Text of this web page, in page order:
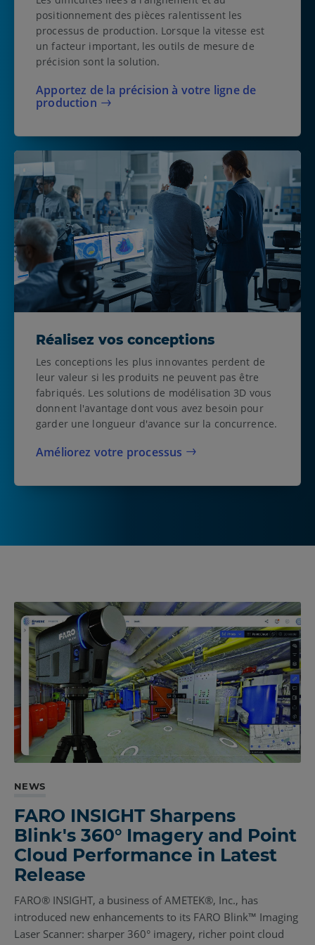
positionnement des pièces ralentissent les
processus de production. Lorsque la vitesse est
un facteur important, les outils de mesure de
précision sont la solution.
Apportez de la précision à votre ligne de
production
Réalisez vos conceptions
Les conceptions les plus innovantes perdent de
leur valeur si les produits ne peuvent pas être
fabriqués. Les solutions de modélisation 3D vous
donnent l'avantage dont vous avez besoin pour
garder une longueur d'avance sur la concurrence.
Améliorez votre processus
NEWS
FARO INSIGHT Sharpens
Blink's 360° Imagery and Point
Cloud Performance in Latest
Release
FARO® INSIGHT, a business of AMETEK®, Inc., has
introduced new enhancements to its FARO Blink™ Imaging
Laser Scanner: sharper 360° imagery, richer point cloud